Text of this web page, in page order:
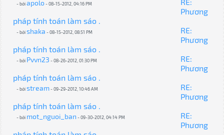
- bởiapolo- 08-15-2012, 04:16 PM
RE:
Phương
pháp tính toán làm sáo .
- bởishaka - 08-15-2012, 08:51 PM
RE:
Phương
pháp tính toán làm sáo .
- bởi Pvvn23 - 08-26-2012, 01:30 PM
RE:
Phương
pháp tính toán làm sáo .
- bởistream- 09-29-2012, 10:46 AM
RE:
Phương
pháp tính toán làm sáo .
- bởi mot_nguoi_ban - 09-30-2012, 04:14 PM
RE:
Phương